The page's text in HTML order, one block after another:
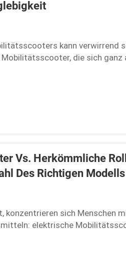
kann verwirrend
die sich ganz
des perfekten Scooters
Vs. Herkömmliche
Des Richtigen Modells
konzentrieren sich Menschen
elektrische
sich jedoch